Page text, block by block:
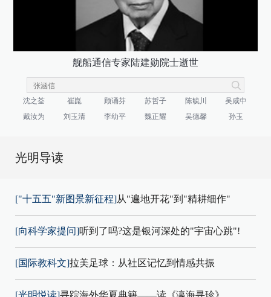
舰船通信专家陆建勋院士逝世
沈之荃 崔崑 顾诵芬 苏哲子 陈毓川
吴咸中
戴汝为
刘玉清 李幼平 魏正耀 吴德馨 孙玉
光明导读
["十五五"新图景新征程]从"遍地开花"到"精耕细作"
[向科学家提问]听到了吗?这是银河深处的"宇宙心跳"!
[国际教科文]拉美足球：从社区记忆到情感共振